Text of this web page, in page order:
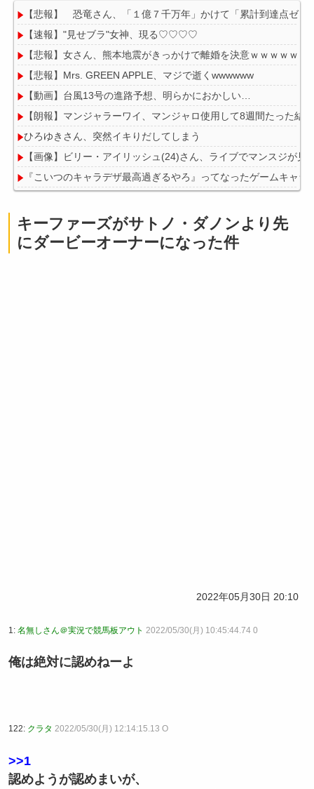
【悲報】 恐竜さん、「１億７千万年」かけて「累計到達点ゼ
【速報】"見せブラ"女神、現る♡♡♡♡
【悲報】女さん、熊本地震がきっかけで離婚を決意ｗｗｗｗｗ
【悲報】Mrs. GREEN APPLE、マジで逝くwwwwww
【動画】台風13号の進路予想、明らかにおかしい…
【朗報】マンジャラーワイ、マンジャロ使用して8週間たった結果
ひろゆきさん、突然イキりだしてしまう
【画像】ビリー・アイリッシュ(24)さん、ライブでマンスジが見
『こいつのキャラデザ最高過ぎるやろ』ってなったゲームキャラ
キーファーズがサトノ・ダノンより先
にダービーオーナーになった件
2022年05月30日 20:10
1: 名無しさん＠実況で競馬板アウト 2022/05/30(月) 10:45:44.74 0
俺は絶対に認めねーよ
122: クラタ 2022/05/30(月) 12:14:15.13 O
>>1
認めようが認めまいが、